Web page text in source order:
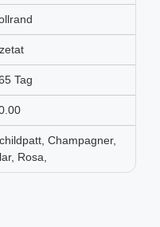
Tag
Champagner,
Rosa,